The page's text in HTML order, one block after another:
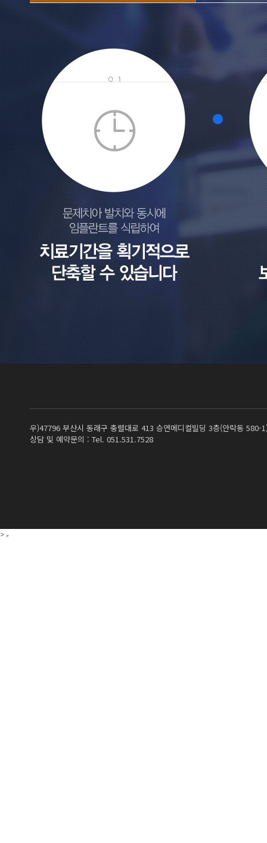
우)47796 부산시 동래구 충렬대로 413 승연메디컬빌딩 3층(안락동 580-
상담 및 예약문의 : Tel. 051.531.7528
>